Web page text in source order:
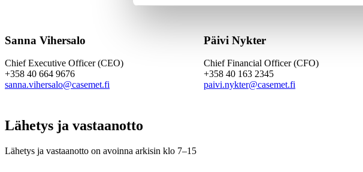
Sanna Vihersalo
Chief Executive Officer (CEO)
+358 40 664 9676
sanna.vihersalo@casemet.fi
Päivi Nykter
Chief Financial Officer (CFO)
+358 40 163 2345
paivi.nykter@casemet.fi
Lähetys ja vastaanotto
Lähetys ja vastaanotto on avoinna arkisin klo 7–15